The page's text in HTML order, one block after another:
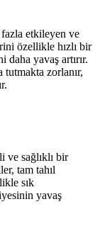
etkileyen ve
özellikle hızlı bir
yavaş artırır.
zorlanır,
ve sağlıklı bir
tam tahıl
sık
yavaş